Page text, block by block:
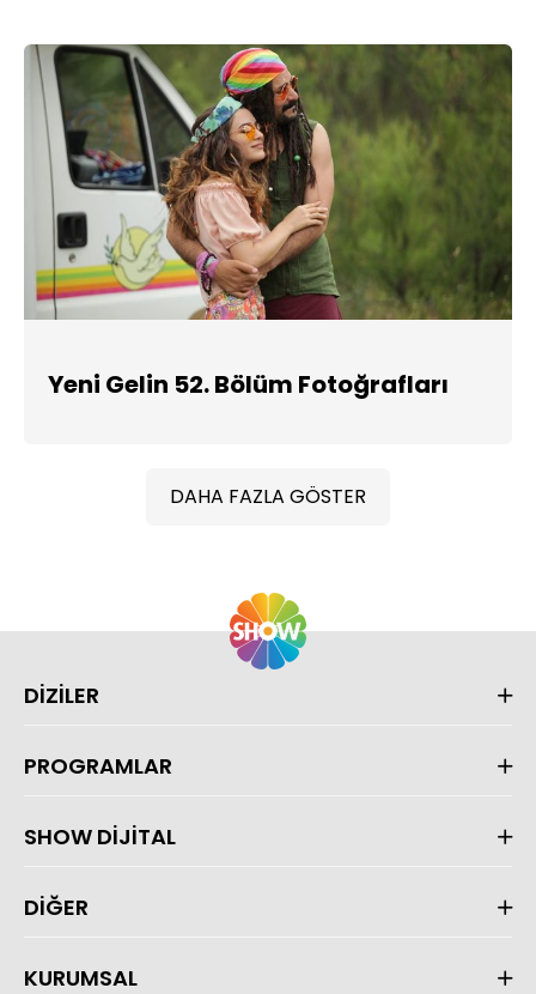
Yeni Gelin 52. Bölüm Fotoğrafları
DAHA FAZLA GÖSTER
DİZİLER
PROGRAMLAR
SHOW DİJİTAL
DİĞER
KURUMSAL